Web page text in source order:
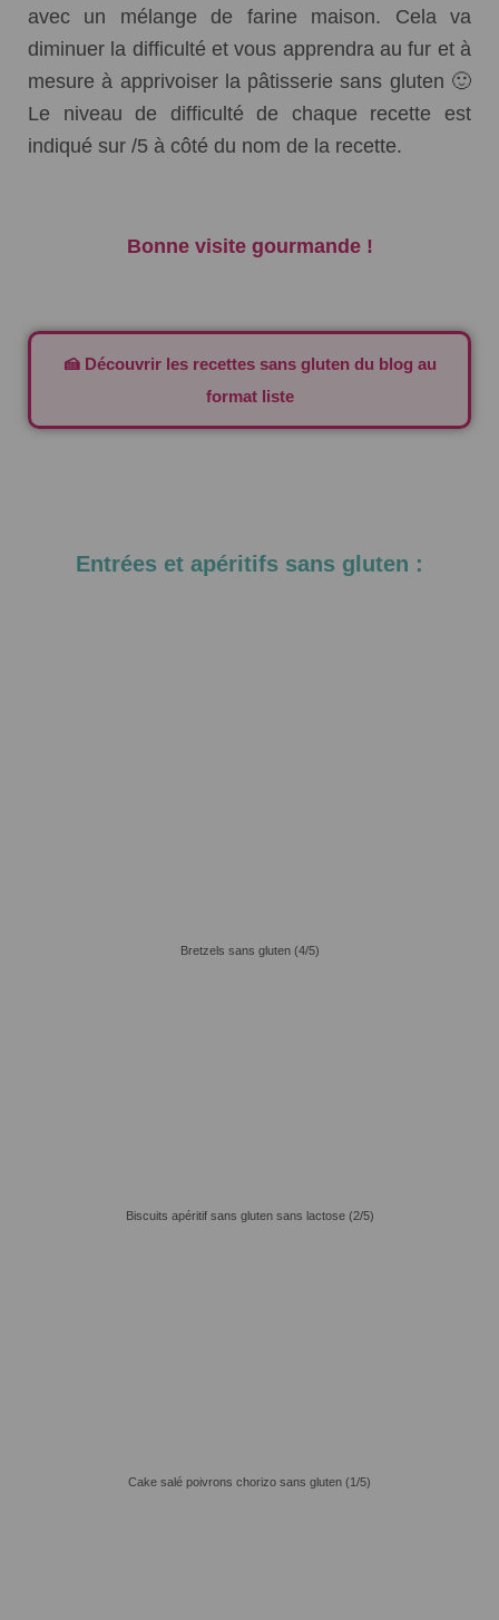
avec un mélange de farine maison. Cela va
diminuer la difficulté et vous apprendra au fur et à
mesure à apprivoiser la pâtisserie sans gluten 🙂
Le niveau de difficulté de chaque recette est
indiqué sur /5 à côté du nom de la recette.
Bonne visite gourmande !
🍰 Découvrir les recettes sans gluten du blog au
format liste
Entrées et apéritifs sans gluten :
Bretzels sans gluten (4/5)
Biscuits apéritif sans gluten sans lactose (2/5)
Cake salé poivrons chorizo sans gluten (1/5)